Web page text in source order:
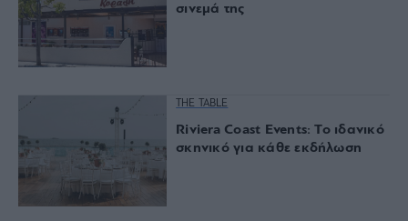
σινεμά της
THE TABLE
Riviera Coast Events: Το ιδανικό
σκηνικό για κάθε εκδήλωση